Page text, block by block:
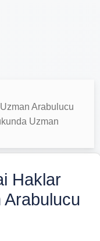
Arabulucu
Uzman
Haklar